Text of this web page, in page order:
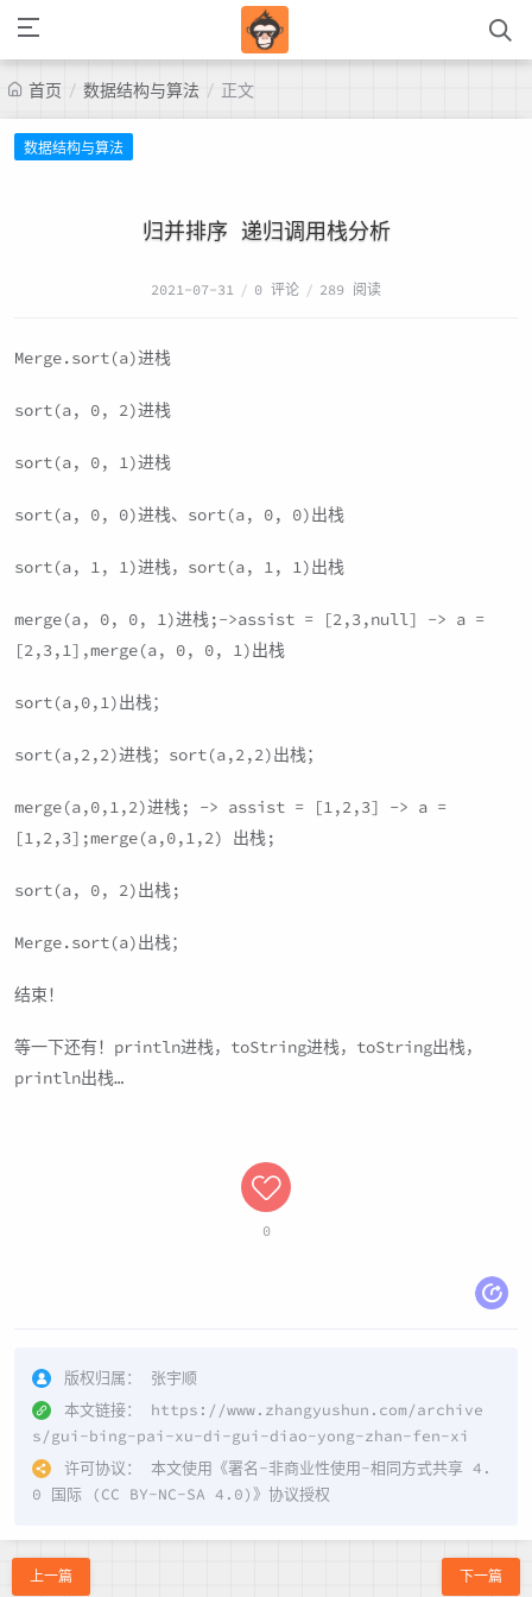
首页 / 数据结构与算法 / 正文
数据结构与算法
归并排序 递归调用栈分析
2021-07-31 / 0 评论 / 289 阅读
Merge.sort(a)进栈
sort(a, 0, 2)进栈
sort(a, 0, 1)进栈
sort(a, 0, 0)进栈、sort(a, 0, 0)出栈
sort(a, 1, 1)进栈，sort(a, 1, 1)出栈
merge(a, 0, 0, 1)进栈;->assist = [2,3,null] -> a =
[2,3,1],merge(a, 0, 0, 1)出栈
sort(a,0,1)出栈；
sort(a,2,2)进栈；sort(a,2,2)出栈；
merge(a,0,1,2)进栈; -> assist = [1,2,3] -> a =
[1,2,3];merge(a,0,1,2) 出栈;
sort(a, 0, 2)出栈;
Merge.sort(a)出栈；
结束！
等一下还有！println进栈，toString进栈，toString出栈，
println出栈…
0
版权归属：
张宇顺
本文链接：
https://www.zhangyushun.com/archive
s/gui-bing-pai-xu-di-gui-diao-yong-zhan-fen-xi
许可协议：
本文使用《署名-非商业性使用-相同方式共享 4.
0 国际 (CC BY-NC-SA 4.0)》协议授权
上一篇 下一篇